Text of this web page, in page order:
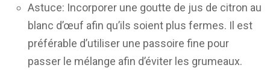
Astuce: Incorporer une goutte de jus de citron au
blanc d’œuf afin qu’ils soient plus fermes. Il est
préférable d’utiliser une passoire fine pour
passer le mélange afin d’éviter les grumeaux.